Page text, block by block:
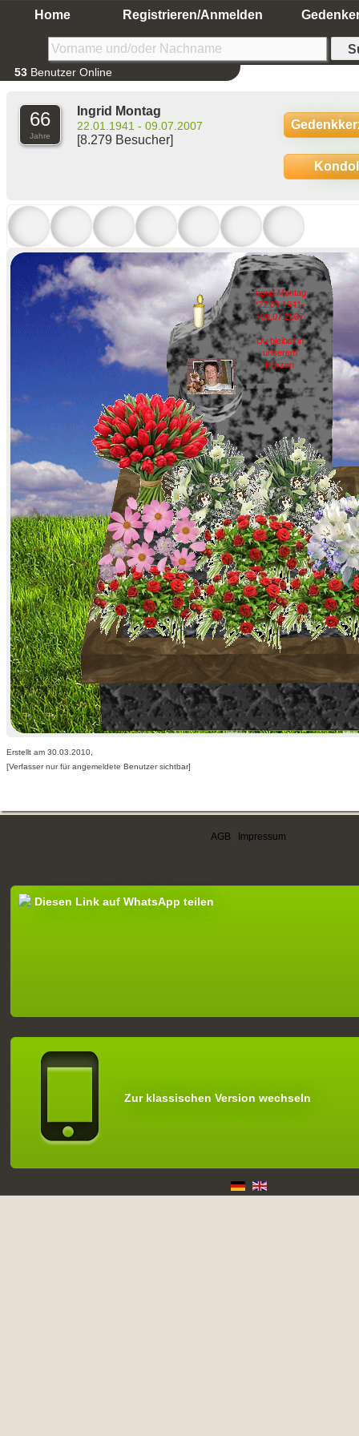
Home Registrieren/Anmelden
53 Benutzer Online
66
Jahre
Ingrid Montag
22.01.1941 - 09.07.2007
[8.279 Besucher]
Ingrid Montag
*22.01.1941-
+09.07.2007
Du bleibst in
unserem
Herzen
Erstellt am 30.03.2010,
[Verfasser nur für angemeldete Benutzer sichtbar]
AGB Impressum
Diesen Link auf WhatsApp teilen
Zur klassischen Version wechseln